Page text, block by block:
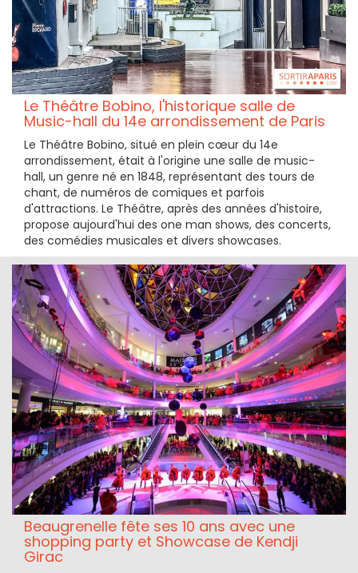
Le Théâtre Bobino, l'historique salle de
Music-hall du 14e arrondissement de Paris
Le Théâtre Bobino, situé en plein cœur du 14e
arrondissement, était à l'origine une salle de music-
hall, un genre né en 1848, représentant des tours de
chant, de numéros de comiques et parfois
d'attractions. Le Théâtre, après des années d'histoire,
propose aujourd'hui des one man shows, des concerts,
des comédies musicales et divers showcases.
Beaugrenelle fête ses 10 ans avec une
shopping party et Showcase de Kendji
Girac